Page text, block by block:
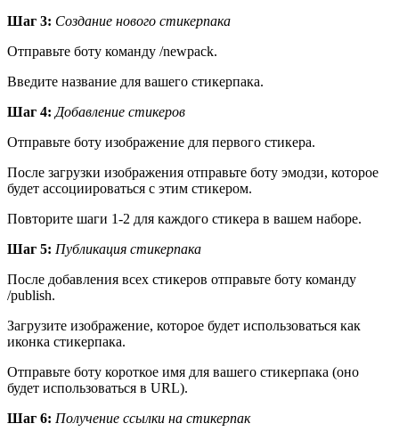
Шаг 3: Создание нового стикерпака
Отправьте боту команду /newpack.
Введите название для вашего стикерпака.
Шаг 4: Добавление стикеров
Отправьте боту изображение для первого стикера.
После загрузки изображения отправьте боту эмодзи, которое
будет ассоциироваться с этим стикером.
Повторите шаги 1-2 для каждого стикера в вашем наборе.
Шаг 5: Публикация стикерпака
После добавления всех стикеров отправьте боту команду
/publish.
Загрузите изображение, которое будет использоваться как
иконка стикерпака.
Отправьте боту короткое имя для вашего стикерпака (оно
будет использоваться в URL).
Шаг 6: Получение ссылки на стикерпак